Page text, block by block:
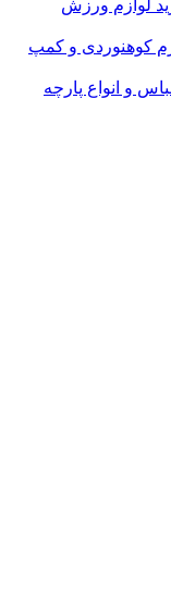
لوازم ورزش
کوهنوردی و کمپ
و انواع پارچه